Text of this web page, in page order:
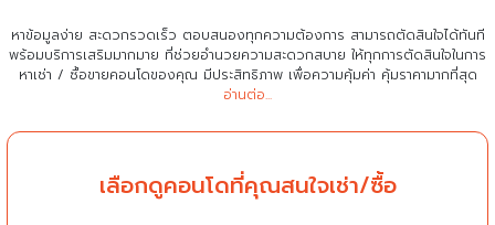
หาข้อมูลง่าย สะดวกรวดเร็ว ตอบสนองทุกความต้องการ สามารถตัดสินใจได้ทันที
พร้อมบริการเสริมมากมาย ที่ช่วยอำนวยความสะดวกสบาย ให้ทุกการตัดสินใจในการ
หาเช่า / ซื้อขายคอนโดของคุณ มีประสิทธิภาพ เพื่อความคุ้มค่า คุ้มราคามากที่สุด
อ่านต่อ...
เลือกดูคอนโดที่คุณสนใจเช่า/ซื้อ